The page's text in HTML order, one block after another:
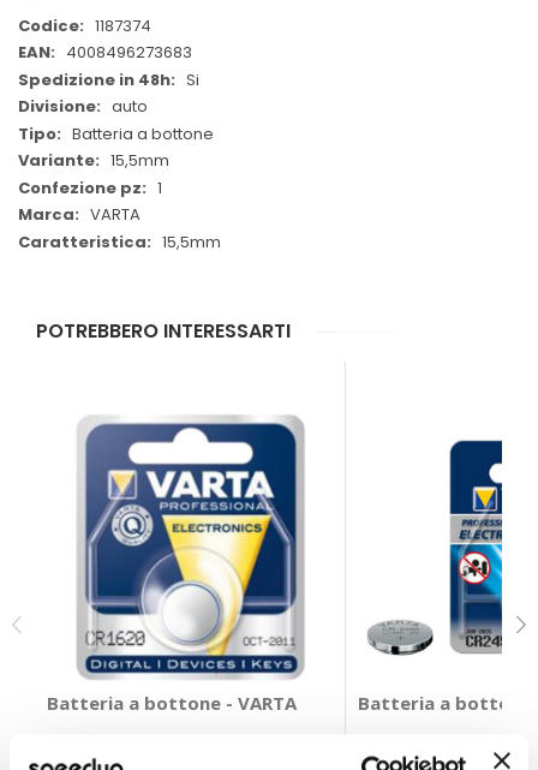
Maggiori
Informazioni
1187374
4008496273683
Si
auto
Batteria a bottone
15,5mm
1
VARTA
15,5mm
POTREBBERO INTERESSARTI
Batteria a bottone - VARTA Batteria a bottone